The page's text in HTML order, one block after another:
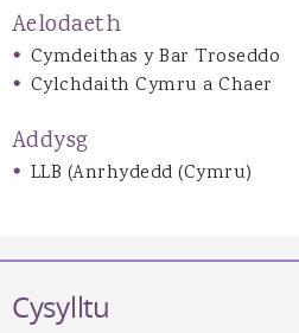
Aelodaeth
Cymdeithas y Bar Troseddo
Cylchdaith Cymru a Chaer
Addysg
LLB (Anrhydedd (Cymru)
Cysylltu